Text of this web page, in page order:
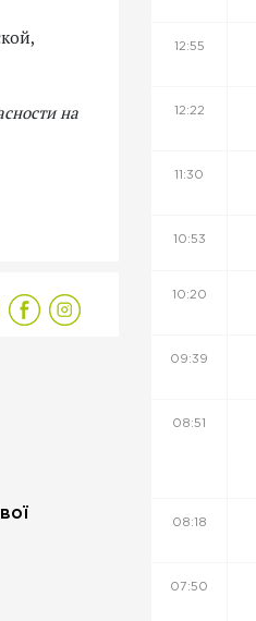
на
12:55
12:22
11:30
10:53
10:20
09:39
08:51
08:18
07:50